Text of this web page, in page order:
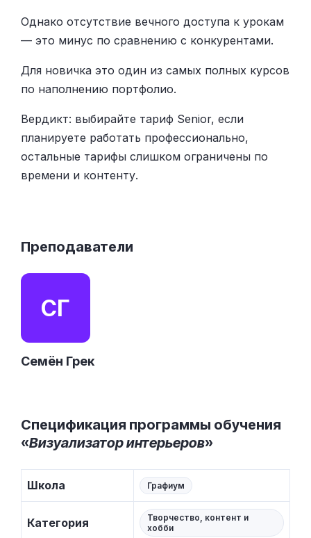
Однако отсутствие вечного доступа к урокам
— это минус по сравнению с конкурентами.
Для новичка это один из самых полных курсов
по наполнению портфолио.
Вердикт: выбирайте тариф Senior, если
планируете работать профессионально,
остальные тарифы слишком ограничены по
времени и контенту.
Преподаватели
СГ
Семён Грек
Спецификация программы обучения
«Визуализатор интерьеров»
Школа Графиум
Категория
Творчество, контент и
хобби